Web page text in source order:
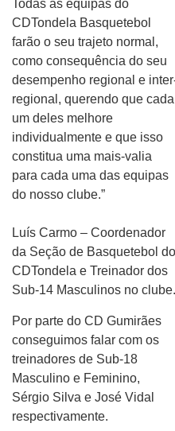
Todas as equipas do
CDTondela Basquetebol
farão o seu trajeto normal,
como consequência do seu
desempenho regional e
regional, querendo que cada
um deles melhore
individualmente e que isso
constitua uma mais-valia
para cada uma das equipas
do nosso clube.”
Luís Carmo – Coordenador
da Seção de Basquetebol do
CDTondela e Treinador dos
Sub-14 Masculinos no clube.
Por parte do CD Gumirães
conseguimos falar com os
treinadores de Sub-18
Masculino e Feminino,
Sérgio Silva e José Vidal
respectivamente.